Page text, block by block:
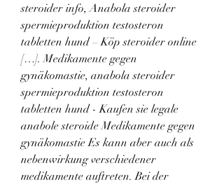
steroider info, Anabola steroider
spermieproduktion testosteron
tabletten hund – Köp steroider online
[…]. Medikamente gegen
gynäkomastie, anabola steroider
spermieproduktion testosteron
tabletten hund - Kaufen sie legale
anabole steroide Medikamente gegen
gynäkomastie Es kann aber auch als
nebenwirkung verschiedener
medikamente auftreten. Bei der